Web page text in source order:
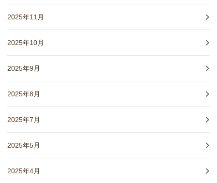
2025年11月
2025年10月
2025年9月
2025年8月
2025年7月
2025年5月
2025年4月